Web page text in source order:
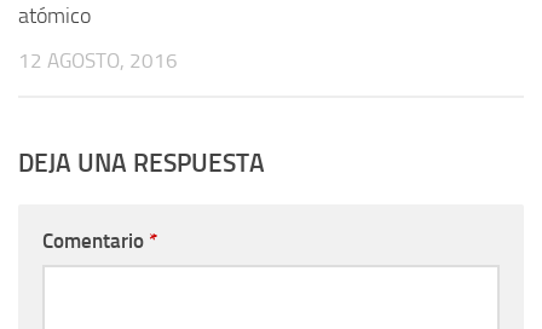
atómico
12 AGOSTO, 2016
DEJA UNA RESPUESTA
Comentario *